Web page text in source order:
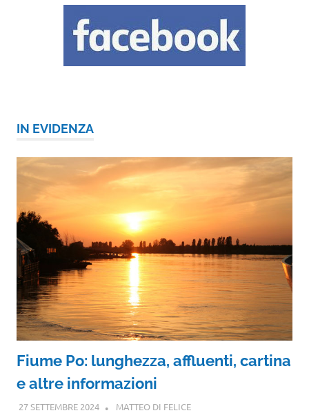
IN EVIDENZA
Fiume Po: lunghezza, affluenti, cartina
e altre informazioni
27 SETTEMBRE 2024 MATTEO DI FELICE